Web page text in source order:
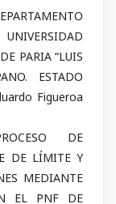
PARIA “LUIS
ESTADO
Figueroa
DE
DE LÍMITE Y
MEDIANTE
EL PNF DE